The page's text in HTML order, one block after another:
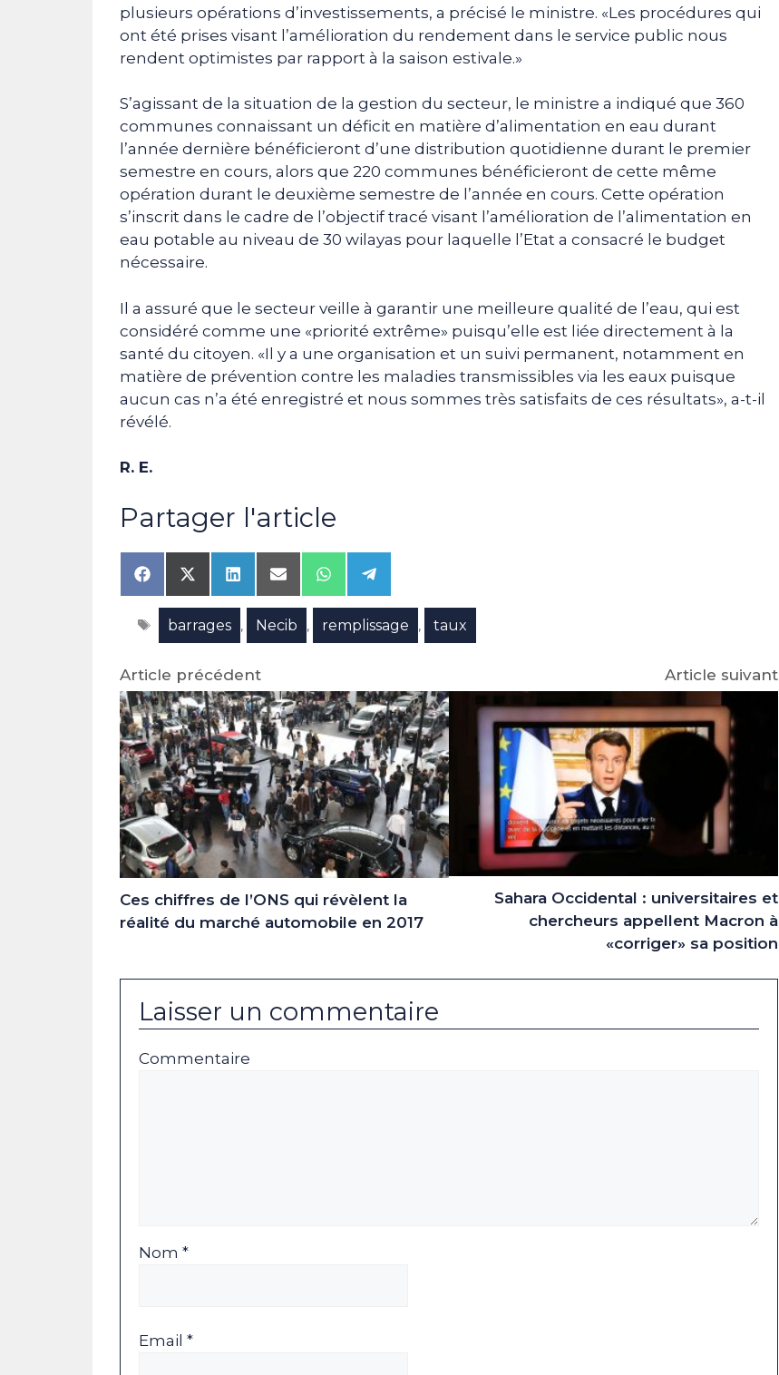
plusieurs opérations d’investissements, a précisé le ministre. «Les procédures qui
ont été prises visant l’amélioration du rendement dans le service public nous
rendent optimistes par rapport à la saison estivale.»
S’agissant de la situation de la gestion du secteur, le ministre a indiqué que 360
communes connaissant un déficit en matière d’alimentation en eau durant
l’année dernière bénéficieront d’une distribution quotidienne durant le premier
semestre en cours, alors que 220 communes bénéficieront de cette même
opération durant le deuxième semestre de l’année en cours. Cette opération
s’inscrit dans le cadre de l’objectif tracé visant l’amélioration de l’alimentation en
eau potable au niveau de 30 wilayas pour laquelle l’Etat a consacré le budget
nécessaire.
Il a assuré que le secteur veille à garantir une meilleure qualité de l’eau, qui est
considéré comme une «priorité extrême» puisqu’elle est liée directement à la
santé du citoyen. «Il y a une organisation et un suivi permanent, notamment en
matière de prévention contre les maladies transmissibles via les eaux puisque
aucun cas n’a été enregistré et nous sommes très satisfaits de ces résultats», a-t-il
révélé.
R. E.
Partager l'article
Share
on
Facebook
Share
on
X
(Twitter)
Share
on
LinkedIn
Share
on
Email
Share
on
WhatsApp
Share
on
Telegram
Étiquettes
barrages , Necib , remplissage , taux
Article précédent
Ces chiffres de l’ONS qui révèlent la
réalité du marché automobile en 2017
Article suivant
Sahara Occidental : universitaires et
chercheurs appellent Macron à
«corriger» sa position
Laisser un commentaire
Commentaire
Nom *
Email *